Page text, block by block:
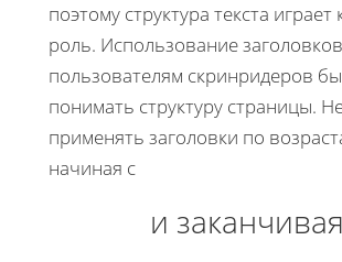
поэтому структура текста
роль. Использование
пользователям скринридеров
понимать структуру страницы.
применять заголовки по
начиная с
и заканчивая